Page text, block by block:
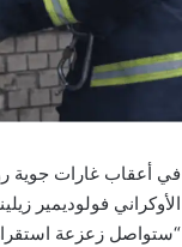
الأوكراني فولوديمير
“ستواصل زعزعة استقرار